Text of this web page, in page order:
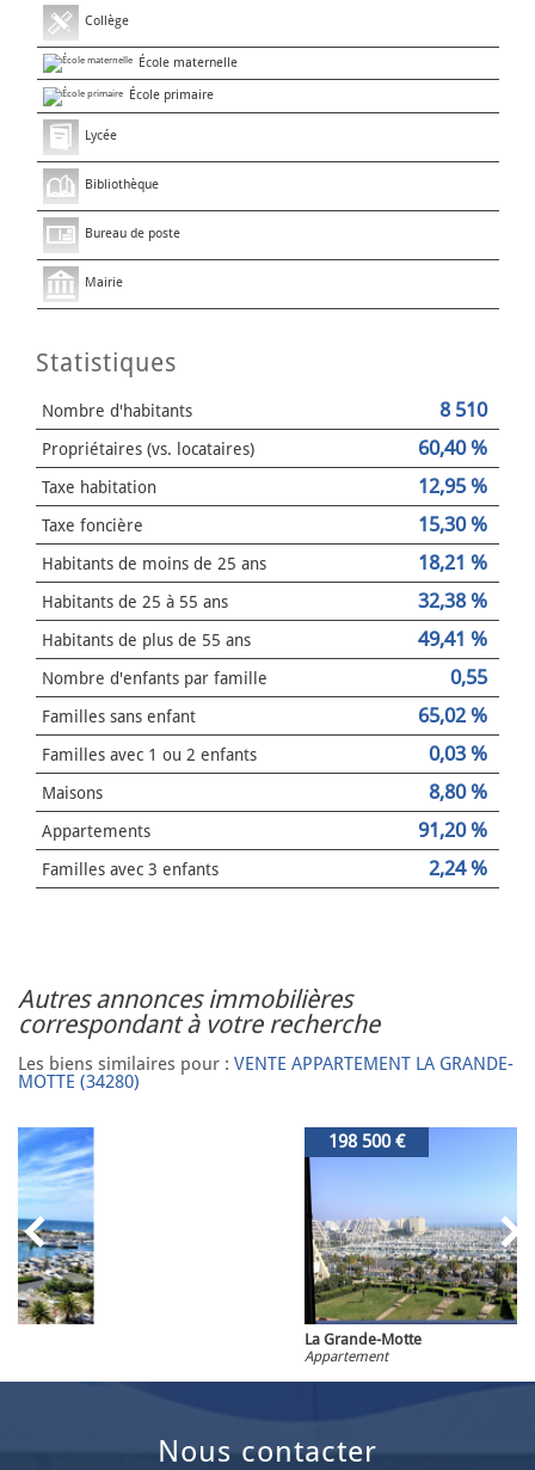
Collège
École maternelle
École primaire
Lycée
Bibliothèque
Bureau de poste
Mairie
Statistiques
Nombre d'habitants 8 510
Propriétaires (vs. locataires) 60,40 %
Taxe habitation 12,95 %
Taxe foncière 15,30 %
Habitants de moins de 25 ans 18,21 %
Habitants de 25 à 55 ans 32,38 %
Habitants de plus de 55 ans 49,41 %
Nombre d'enfants par famille 0,55
Familles sans enfant 65,02 %
Familles avec 1 ou 2 enfants 0,03 %
Maisons 8,80 %
Appartements 91,20 %
Familles avec 3 enfants 2,24 %
autres annonces immobilières
correspondant à votre recherche
Les biens similaires pour : VENTE APPARTEMENT LA GRANDE-
MOTTE (34280)
nous contacter